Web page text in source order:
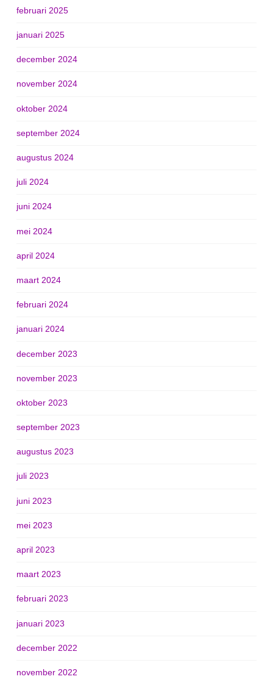
februari 2025
januari 2025
december 2024
november 2024
oktober 2024
september 2024
augustus 2024
juli 2024
juni 2024
mei 2024
april 2024
maart 2024
februari 2024
januari 2024
december 2023
november 2023
oktober 2023
september 2023
augustus 2023
juli 2023
juni 2023
mei 2023
april 2023
maart 2023
februari 2023
januari 2023
december 2022
november 2022